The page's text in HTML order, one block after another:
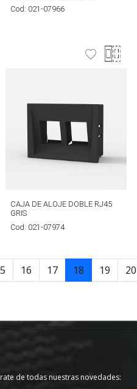
Cod: 021-07966
CAJA DE ALOJE DOBLE RJ45
GRIS
Cod: 021-07974
16 17 18 19 20
de todas nuestras novedades: